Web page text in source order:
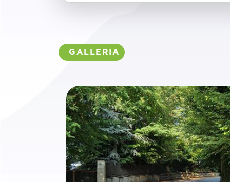
GALLERIA